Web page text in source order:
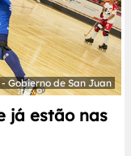
Gobierno de San Juan
já estão nas